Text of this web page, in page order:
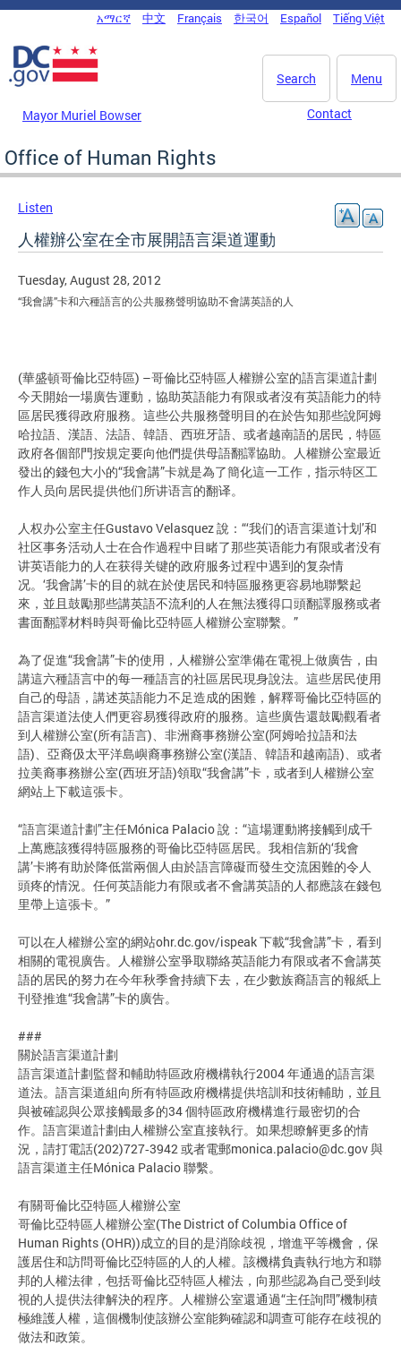
Skip to main content
DC Agency Top Menu
አማርኛ 中文 Français 한국어 Español Tiếng Việt
Menu
Search
Mayor Muriel Bowser Contact
Office of Human Rights
Listen
人權辦公室在全市展開語言渠道運動
Tuesday, August 28, 2012
“我會講”卡和六種語言的公共服務聲明協助不會講英語的人
(華盛頓哥倫比亞特區) –哥倫比亞特區人權辦公室的語言渠道計劃
今天開始一場廣告運動，協助英語能力有限或者沒有英語能力的特
區居民獲得政府服務。這些公共服務聲明目的在於告知那些說阿姆
哈拉語、漢語、法語、韓語、西班牙語、或者越南語的居民，特區
政府各個部門按規定要向他們提供母語翻譯協助。人權辦公室最近
發出的錢包大小的“我會講”卡就是為了簡化這一工作，指示特区工
作人员向居民提供他们所讲语言的翻译。
人权办公室主任Gustavo Velasquez 說：“‘我们的语言渠道计划’和
社区事务活动人士在合作過程中目睹了那些英语能力有限或者没有
讲英语能力的人在获得关键的政府服务过程中遇到的复杂情
况。‘我會講’卡的目的就在於使居民和特區服務更容易地聯繫起
來，並且鼓勵那些講英語不流利的人在無法獲得口頭翻譯服務或者
書面翻譯材料時與哥倫比亞特區人權辦公室聯繫。”
為了促進“我會講”卡的使用，人權辦公室準備在電視上做廣告，由
講這六種語言中的每一種語言的社區居民現身說法。這些居民使用
自己的母語，講述英語能力不足造成的困難，解釋哥倫比亞特區的
語言渠道法使人們更容易獲得政府的服務。這些廣告還鼓勵觀看者
到人權辦公室(所有語言)、非洲裔事務辦公室(阿姆哈拉語和法
語)、亞裔伋太平洋島嶼裔事務辦公室(漢語、韓語和越南語)、或者
拉美裔事務辦公室(西班牙語)領取“我會講”卡，或者到人權辦公室
網站上下載這張卡。
“語言渠道計劃”主任Mónica Palacio 說：“這場運動將接觸到成千
上萬應該獲得特區服務的哥倫比亞特區居民。我相信新的‘我會
講’卡將有助於降低當兩個人由於語言障礙而發生交流困難的令人
頭疼的情況。任何英語能力有限或者不會講英語的人都應該在錢包
里帶上這張卡。”
可以在人權辦公室的網站ohr.dc.gov/ispeak 下載“我會講”卡，看到
相關的電視廣告。人權辦公室爭取聯絡英語能力有限或者不會講英
語的居民的努力在今年秋季會持續下去，在少數族裔語言的報紙上
刊登推進“我會講”卡的廣告。
###
關於語言渠道計劃
語言渠道計劃監督和輔助特區政府機構執行2004 年通過的語言渠
道法。語言渠道組向所有特區政府機構提供培訓和技術輔助，並且
與被確認與公眾接觸最多的34 個特區政府機構進行最密切的合
作。語言渠道計劃由人權辦公室直接執行。如果想瞭解更多的情
況，請打電話(202)727‐3942 或者電郵monica.palacio@dc.gov與
語言渠道主任Mónica Palacio 聯繫。
有關哥倫比亞特區人權辦公室
哥倫比亞特區人權辦公室(The District of Columbia Office of
Human Rights (OHR))成立的目的是消除歧視，增進平等機會，保
護居住和訪問哥倫比亞特區的人的人權。該機構負責執行地方和聯
邦的人權法律，包括哥倫比亞特區人權法，向那些認為自己受到歧
視的人提供法律解決的程序。人權辦公室還通過“主任詢問”機制積
極維護人權，這個機制使該辦公室能夠確認和調查可能存在歧視的
做法和政策。